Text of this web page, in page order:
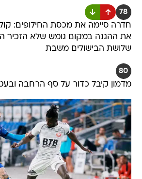
78
חדרה סיימה את מכסת החילופים:
את ההגנה במקום גומש שלא הזכיר
שלושת הבישולים משבת
80
מדמון קיבל כדור על סף הרחבה